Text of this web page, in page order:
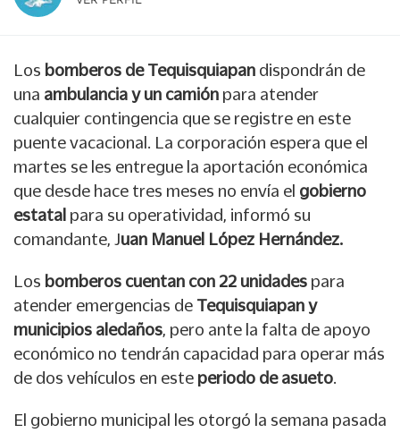
Los bomberos de Tequisquiapan dispondrán de
una ambulancia y un camión para atender
cualquier contingencia que se registre en este
puente vacacional. La corporación espera que el
martes se les entregue la aportación económica
que desde hace tres meses no envía el gobierno
estatal para su operatividad, informó su
comandante, Juan Manuel López Hernández.
Los bomberos cuentan con 22 unidades para
atender emergencias de Tequisquiapan y
municipios aledaños , pero ante la falta de apoyo
económico no tendrán capacidad para operar más
de dos vehículos en este periodo de asueto
El gobierno municipal les otorgó la semana pasada